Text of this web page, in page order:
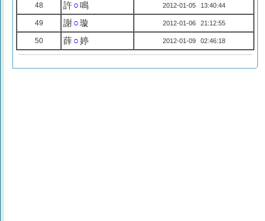
48 許○鳴 2012-01-05 13:40:44
49 謝○璇 2012-01-06 21:12:55
50 薛○婷 2012-01-09 02:46:18